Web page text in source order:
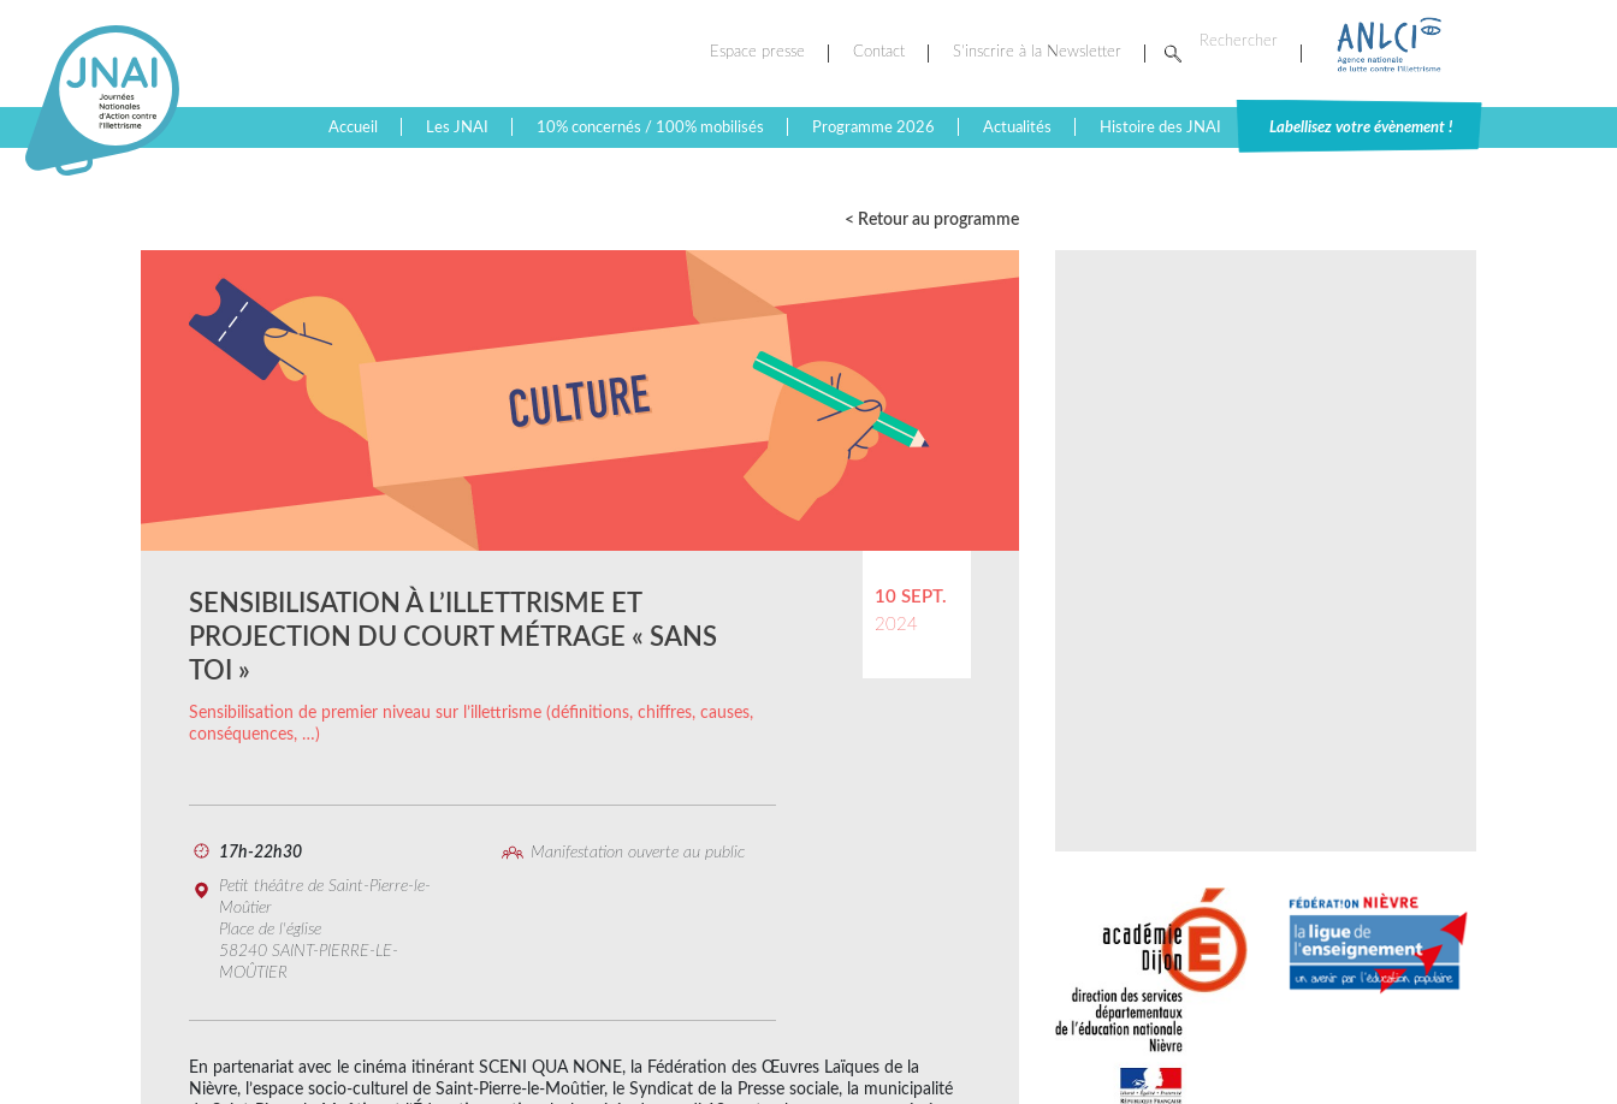
Espace presse Contact S’inscrire à la Newsletter
Accueil Les JNAI 10% concernés / 100% mobilisés Programme 2026 Actualités Histoire des JNAI Labellisez votre évènement !
< Retour au programme
10 SEPT.
2024
SENSIBILISATION À L’ILLETTRISME ET
PROJECTION DU COURT MÉTRAGE « SANS
TOI »
Sensibilisation de premier niveau sur l’illettrisme (définitions, chiffres, causes,
conséquences, …)
17h-22h30
Manifestation ouverte au public
Petit théâtre de Saint-Pierre-le-
Moûtier
Place de l'église
58240 SAINT-PIERRE-LE-
MOÛTIER
En partenariat avec le cinéma itinérant SCENI QUA NONE, la Fédération des Œuvres Laïques de la
Nièvre, l’espace socio-culturel de Saint-Pierre-le-Moûtier, le Syndicat de la Presse sociale, la municipalité